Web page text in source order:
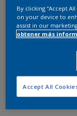
Este producto
Por favor, visite
Agregar
By clicking “Accept
on your device to
assist in our
obtener más
Accept All